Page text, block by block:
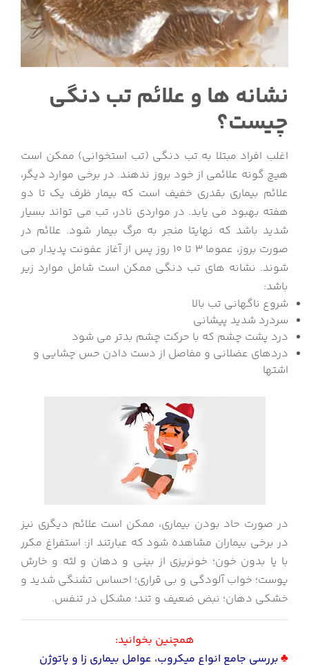
نشانه ها و علائم تب دنگی
چیست؟
اغلب افراد مبتلا به تب دنگی (تب استخوانی) ممکن است
هیچ گونه علائمی از خود بروز ندهند. در برخی موارد دیگر،
علائم بیماری بقدری خفیف است که بیمار ظرف یک تا دو
هفته بهبود می یابد. در مواردی نادر، تب می تواند بسیار
شدید باشد که نهایتا منجر به مرگ بیمار شود. علائم در
صورت بروز، عموما 3 تا 10 روز پس از آغاز عفونت پدیدار می
شوند. نشانه های تب دنگی ممکن است شامل موارد زیر
باشد:
شروع ناگهانی تب بالا
سردرد شدید پیشانی
درد پشت چشم که با حرکت چشم بدتر می شود
دردهای عضلانی و مفاصل از دست دادن حس چشایی و
اشتها
در صورت حاد بودن بیماری، ممکن است علائم دیگری نیز
در برخی بیماران مشاهده شود که عبارتند از: استفراغ مکرر
با یا بدون خون؛ خونریزی از بینی و دهان و لثه و خارش
پوست؛ خواب آلودگی و بی قراری؛ احساس تشنگی شدید و
خشکی دهان؛ نبض ضعیف و تند؛ مشکل در تنفس.
همچنین بخوانید:
♣بررسی جامع انواع میکروب، عوامل بیماری زا و پاتوژن